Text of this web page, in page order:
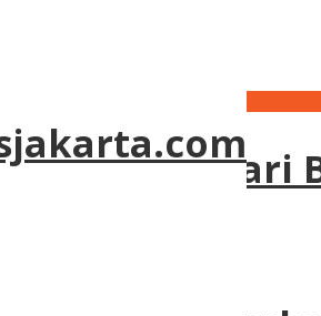
Jakarta Dari